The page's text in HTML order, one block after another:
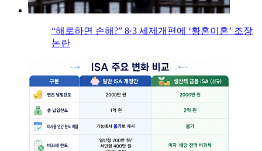
“해로하면 손해?” 8·3 세제개편에 ‘황혼이혼’ 조장
논란